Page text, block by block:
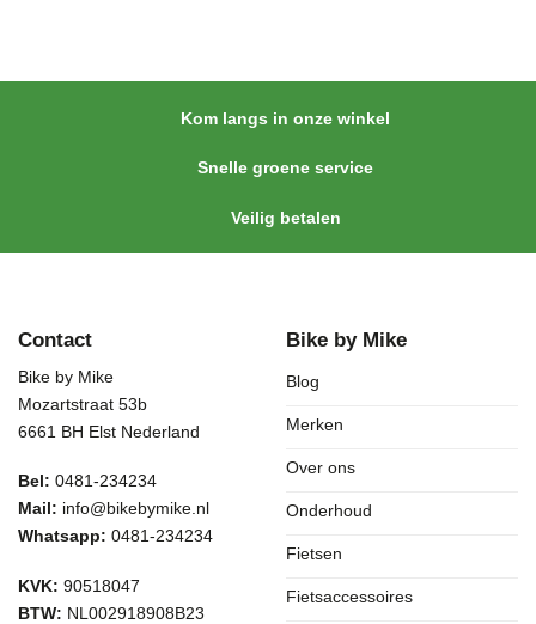
Kom langs in onze winkel
Snelle groene service
Veilig betalen
Contact
Bike by Mike
Mozartstraat 53b
6661 BH Elst Nederland
Bel: 0481-234234
Mail: info@bikebymike.nl
Whatsapp: 0481-234234
KVK: 90518047
BTW: NL002918908B23
Bike by Mike
Blog
Merken
Over ons
Onderhoud
Fietsen
Fietsaccessoires